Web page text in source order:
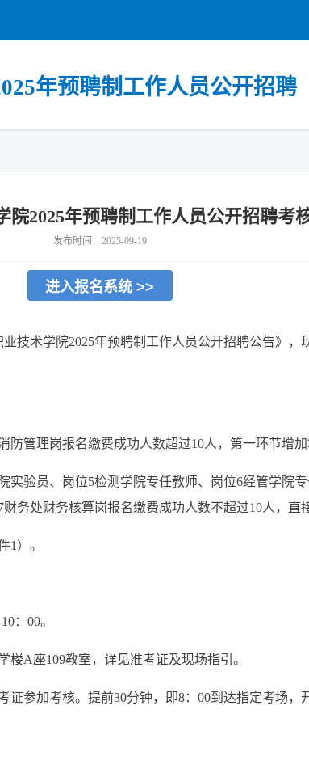
年预聘制工作人员公开招聘
院2025年预聘制工作人员公开招聘考
发布时间：2025-09-19
进入报名系统 >>
业技术学院2025年预聘制工作人员公开招聘公告》，
防管理岗报名缴费成功人数超过10人，第一环节增加
实验员、岗位5检测学院专任教师、岗位6经管学院
务处财务核算岗报名缴费成功人数不超过10人，直
1） 。
：00。
楼A座109教室，详见准考证及现场指引。
证参加考核。提前30分钟，即8：00到达指定考场，